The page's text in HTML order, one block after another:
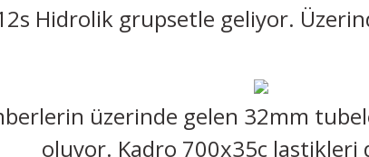
Hidrolik grupsetle geliyor.
üzerinde gelen 32mm
oluyor. Kadro 700x35c lastikleri